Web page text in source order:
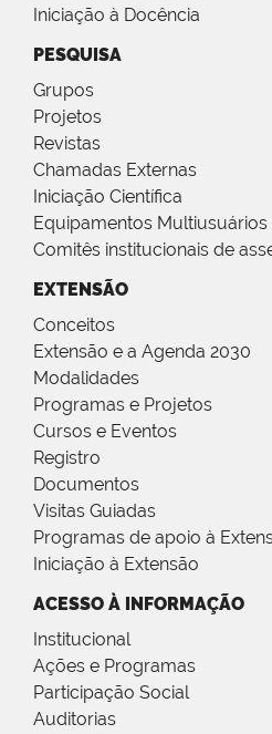
Iniciação à Docência
PESQUISA
Grupos
Projetos
Revistas
Chamadas Externas
Iniciação Científica
Equipamentos Multiusuários
Comitês institucionais de
EXTENSÃO
Conceitos
Extensão e a Agenda 2030
Modalidades
Programas e Projetos
Cursos e Eventos
Registro
Documentos
Visitas Guiadas
Programas de apoio à
Iniciação à Extensão
ACESSO À INFORMAÇÃO
Institucional
Ações e Programas
Participação Social
Auditorias